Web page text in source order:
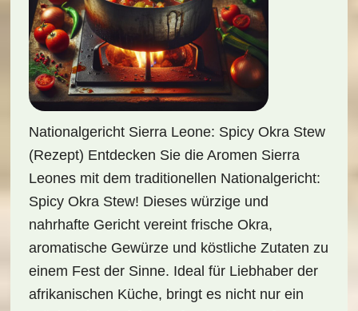
Nationalgericht Sierra Leone: Spicy Okra Stew
(Rezept) Entdecken Sie die Aromen Sierra
Leones mit dem traditionellen Nationalgericht:
Spicy Okra Stew! Dieses würzige und
nahrhafte Gericht vereint frische Okra,
aromatische Gewürze und köstliche Zutaten zu
einem Fest der Sinne. Ideal für Liebhaber der
afrikanischen Küche, bringt es nicht nur ein